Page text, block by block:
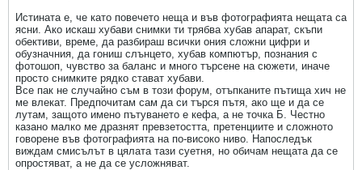
Истината е, че като повечето неща и във фотографията нещата са
ясни. Ако искаш хубави снимки ти трябва хубав апарат, скъпи
обективи, време, да разбираш всички ония сложни цифри и
обузначния, да гониш слънцето, хубав компютър, познания с
фотошоп, чувство за баланс и много търсене на сюжети, иначе
просто снимките рядко стават хубави.
Все пак не случайно съм в този форум, отъпканите пътища хич не
ме влекат. Предпочитам сам да си търся пътя, ако ще и да се
лутам, защото имено пътуването е кефа, а не точка Б. Честно
казано малко ме дразнят превзетостта, претенциите и сложното
говорене във фотографията на по-високо ниво. Напоследък
виждам смисълът в цялата тази суетня, но обичам нещата да се
опростяват, а не да се усложняват.